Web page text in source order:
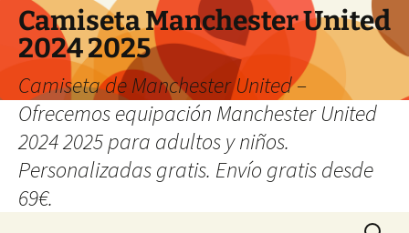
Camiseta Manchester United
2024 2025
Camiseta de Manchester United –
Ofrecemos equipación Manchester United
2024 2025 para adultos y niños.
Personalizadas gratis. Envío gratis desde
69€.
Buscar: